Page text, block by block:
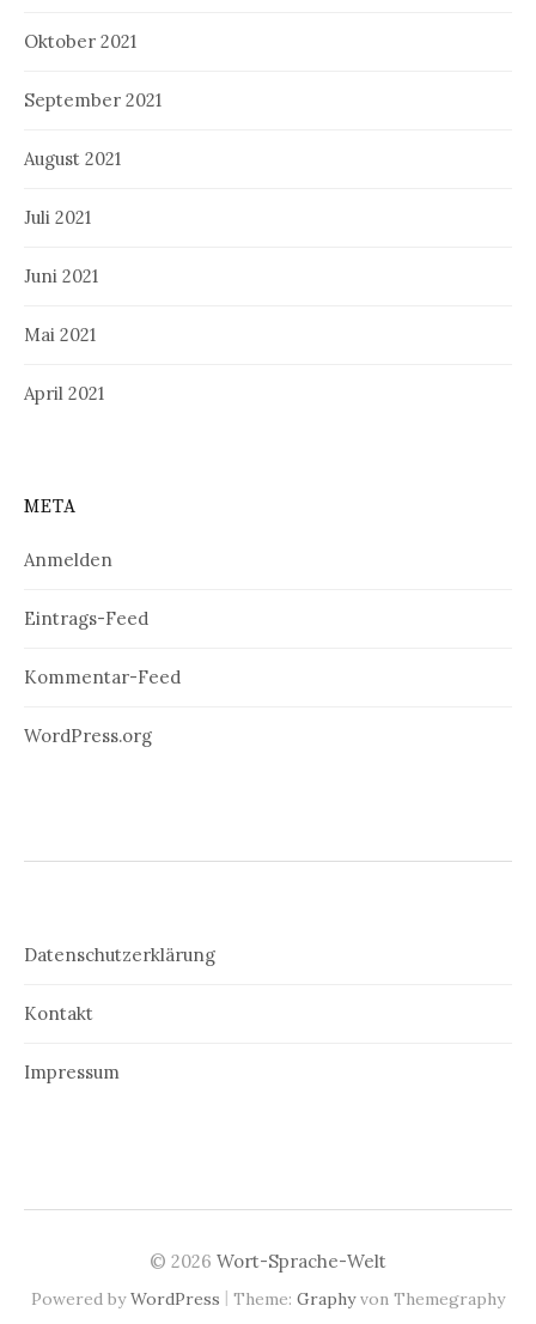
Oktober 2021
September 2021
August 2021
Juli 2021
Juni 2021
Mai 2021
April 2021
META
Anmelden
Eintrags-Feed
Kommentar-Feed
WordPress.org
Datenschutzerklärung
Kontakt
Impressum
© 2026 Wort-Sprache-Welt
Powered byWordPress | Theme: Graphyvon Themegraphy